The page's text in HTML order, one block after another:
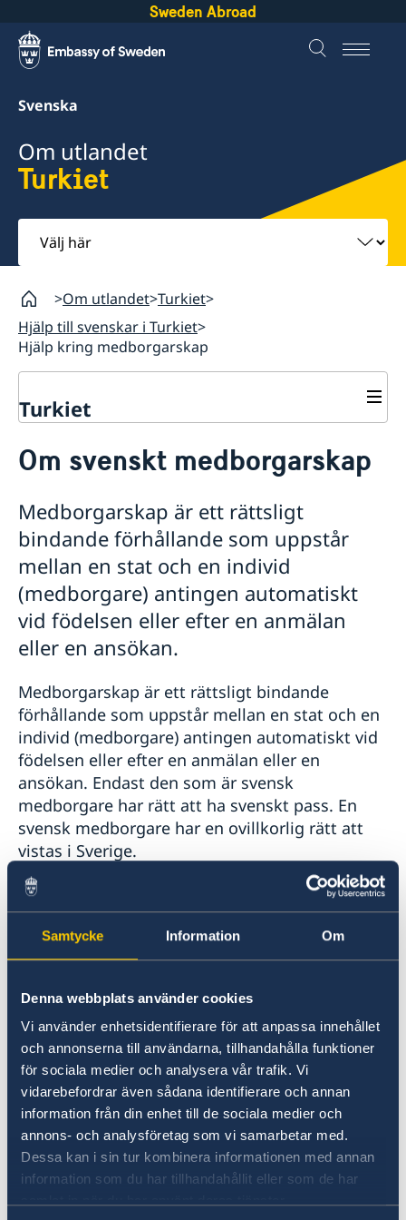
Samtycke Information Om
Denna webbplats använder cookies
Vi använder enhetsidentifierare för att anpassa innehållet
och annonserna till användarna, tillhandahålla funktioner
för sociala medier och analysera vår trafik. Vi
vidarebefordrar även sådana identifierare och annan
information från din enhet till de sociala medier och
annons- och analysföretag som vi samarbetar med.
Dessa kan i sin tur kombinera informationen med annan
information som du har tillhandahållit eller som de har
Sweden Abroad
Svenska
Om utlandet
Turkiet
Välj
här
Om utlandet Turkiet
Hjälp till svenskar i Turkiet
Hjälp kring medborgarskap
Turkiet
Hjälp till svenskar i Turkiet
Pass i Turkiet
Förnyelse av pass för vuxna
Ansökan om pass för barn under 18 år
Samordningsnummer
Nationellt id-kort
Provisoriskt pass
Förlust av pass
Förnyelse av svenskt körkort
Apostille
Avgifter
Hjälp kring medborgarskap
Registrera nyfödd utomlands
Akut hjälp
Ekonomiskt nödställd
Reseinformation
Reseinformation om Turkiet
Aktuella händelser
Allmänna säkerhetsläget
Terrorism
Naturförhållanden och katastrofer
Sociala Medier
In- och utresebestämmelser
Lokala lagar och sedvänjor
Kriminalitet och personlig säkerhet
Trafiksäkerhet
Försäkringsskydd
Jordbävningsberedskap i Turkiet – förhållningsregler
Utvecklingssamarbete
Openaid
Service för svenska företag
Anmäla handelshinder
Svenska företag i Turkiet
Handel med Turkiet
Om svenskt medborgarskap
Medborgarskap är ett rättsligt
bindande förhållande som uppstår
mellan en stat och en individ
(medborgare) antingen automatiskt
vid födelsen eller efter en anmälan
eller en ansökan.
Medborgarskap är ett rättsligt bindande
förhållande som uppstår mellan en stat och en
individ (medborgare) antingen automatiskt vid
födelsen eller efter en anmälan eller en
ansökan. Endast den som är svensk
medborgare har rätt att ha svenskt pass. En
svensk medborgare har en ovillkorlig rätt att
vistas i Sverige.
Svensk medborgare kan man bli genom:
Födelse
adoption
legitimation (förälders giftermål)
ansökan (naturalisation)
anmälan (barn, ungdomar 18–20 år och
medborgare i Finland, Danmark, Norge
och Island).
Förlora eller behålla svenskt medborgarskap
på Migrationsverkets webbplats
Ansökan om att behålla svenskt
medborgarskap